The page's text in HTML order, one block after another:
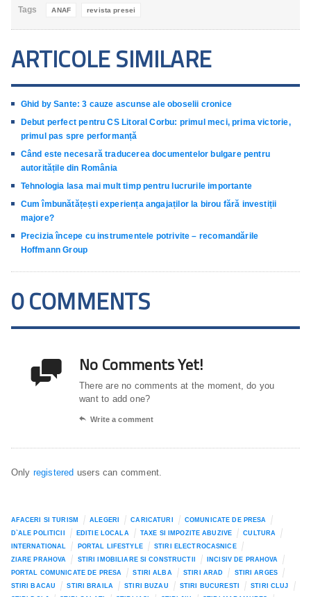
Tags ANAF revista presei
ARTICOLE SIMILARE
Ghid by Sante: 3 cauze ascunse ale oboselii cronice
Debut perfect pentru CS Litoral Corbu: primul meci, prima victorie,
primul pas spre performanță
Când este necesară traducerea documentelor bulgare pentru
autoritățile din România
Tehnologia lasa mai mult timp pentru lucrurile importante
Cum îmbunătățești experiența angajaților la birou fără investiții
majore?
Precizia începe cu instrumentele potrivite – recomandările
Hoffmann Group
0 COMMENTS
 No Comments Yet!
There are no comments at the moment, do you
want to add one?
 Write a comment
Only registered users can comment.
AFACERI SI TURISM ALEGERI CARICATURI
COMUNICATE DE PRESA
D`ALE POLITICII
EDITIE LOCALA TAXE SI IMPOZITE ABUZIVE
CULTURA
INTERNATIONAL
PORTAL LIFESTYLE
STIRI ELECTROCASNICE
ZIARE PRAHOVA
STIRI IMOBILIARE SI CONSTRUCTII
INCISIV DE PRAHOVA
PORTAL COMUNICATE DE PRESA
STIRI ALBA STIRI ARAD
STIRI ARGES
STIRI BACAU
STIRI BRAILA STIRI BUZAU STIRI BUCURESTI
STIRI CLUJ